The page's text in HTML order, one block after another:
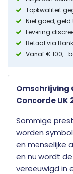
Topkwaliteit
Niet goed,
Levering
Betaal via
Vanaf € 100,-
Omschrijving
Concorde UK
Sommige
worden
en menselijke
en nu wordt
vereeuwigd in